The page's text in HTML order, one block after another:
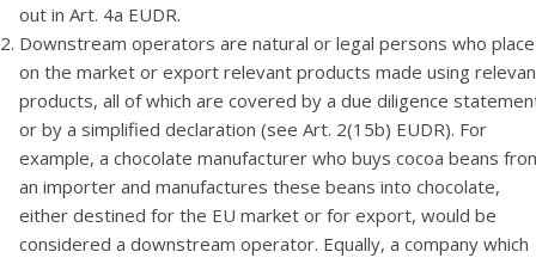
out in Art. 4a EUDR.
Downstream operators are natural or legal persons who place
on the market or export relevant products made using
products, all of which are covered by a due diligence
or by a simplified declaration (see Art. 2(15b) EUDR). For
example, a chocolate manufacturer who buys cocoa beans
an importer and manufactures these beans into chocolate,
either destined for the EU market or for export, would be
considered a downstream operator. Equally, a company which